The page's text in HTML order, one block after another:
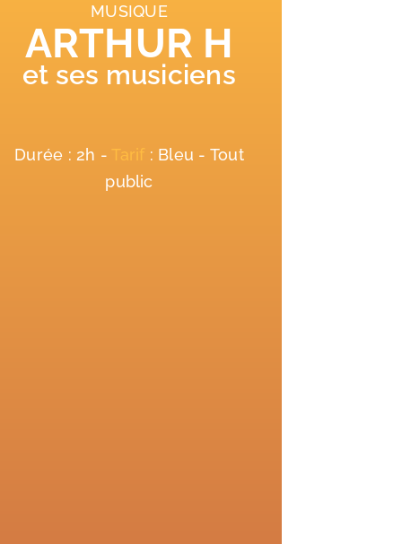
MUSIQUE
ARTHUR H
et ses musiciens
Durée : 2h - Tarif : Bleu - Tout
public